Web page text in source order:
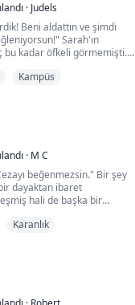
· Judels
Beni aldattın ve şimdi
Sarah'ın
bu kadar öfkeli görmemişti.
"Ben, Brian Joseph
reddedilmenin acısını
Kampüs
· M C
beğenmezsin." Bir şey
dayaktan ibaret
hali de başka bir
Karanlık